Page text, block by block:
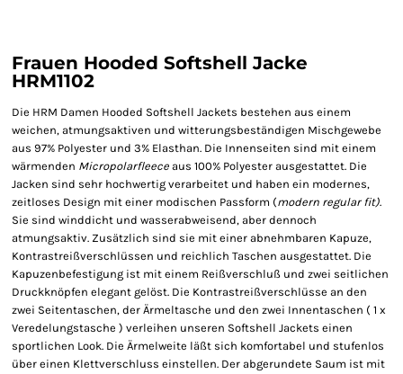
Frauen Hooded Softshell Jacke
HRM1102
Die HRM Damen Hooded Softshell Jackets bestehen aus einem
weichen, atmungsaktiven und witterungsbeständigen Mischgewebe
aus 97% Polyester und 3% Elasthan. Die Innenseiten sind mit einem
wärmenden Micropolarfleece aus 100% Polyester ausgestattet. Die
Jacken sind sehr hochwertig verarbeitet und haben ein modernes,
zeitloses Design mit einer modischen Passform (modern regular fit).
Sie sind winddicht und wasserabweisend, aber dennoch
atmungsaktiv. Zusätzlich sind sie mit einer abnehmbaren Kapuze,
Kontrastreißverschlüssen und reichlich Taschen ausgestattet. Die
Kapuzenbefestigung ist mit einem Reißverschluß und zwei seitlichen
Druckknöpfen elegant gelöst. Die Kontrastreißverschlüsse an den
zwei Seitentaschen, der Ärmeltasche und den zwei Innentaschen ( 1 x
Veredelungstasche ) verleihen unseren Softshell Jackets einen
sportlichen Look. Die Ärmelweite läßt sich komfortabel und stufenlos
über einen Klettverschluss einstellen. Der abgerundete Saum ist mit